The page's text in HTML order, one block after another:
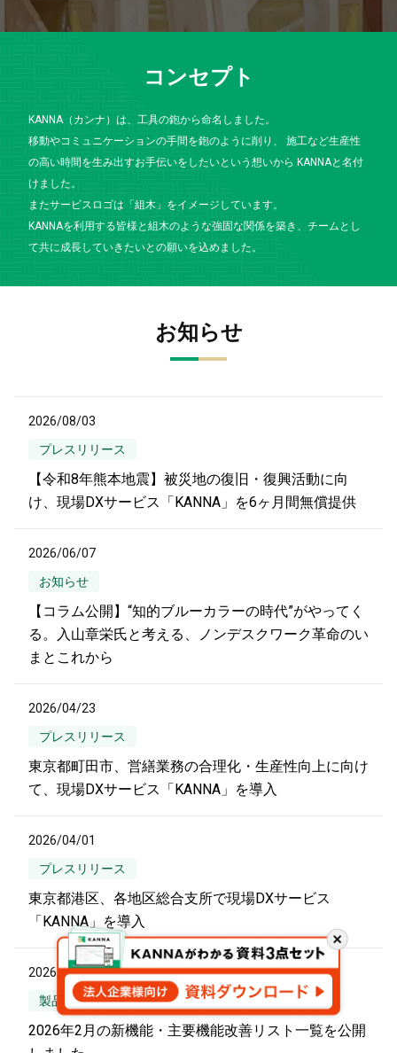
コンセプト
KANNA（カンナ）は、工具の鉋から命名しました。
移動やコミュニケーションの手間を鉋のように削り、 施工など生産性
の高い時間を生み出すお手伝いをしたいという想いから KANNAと名付
けました。
またサービスロゴは「組木」をイメージしています。
KANNAを利用する皆様と組木のような強固な関係を築き、チームとし
て共に成長していきたいとの願いを込めました。
お知らせ
2026/08/03
プレスリリース
【令和8年熊本地震】被災地の復旧・復興活動に向
け、現場DXサービス「KANNA」を6ヶ月間無償提供
2026/06/07
お知らせ
【コラム公開】“知的ブルーカラーの時代”がやってく
る。入山章栄氏と考える、ノンデスクワーク革命のい
まとこれから
2026/04/23
プレスリリース
東京都町田市、営繕業務の合理化・生産性向上に向け
て、現場DXサービス「KANNA」を導入
2026/04/01
プレスリリース
東京都港区、各地区総合支所で現場DXサービス
「KANNA」を導入
2026/03/09
製品情報
2026年2月の新機能・主要機能改善リスト一覧を公開
閉